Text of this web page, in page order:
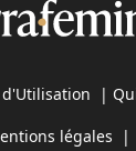
|
légales |